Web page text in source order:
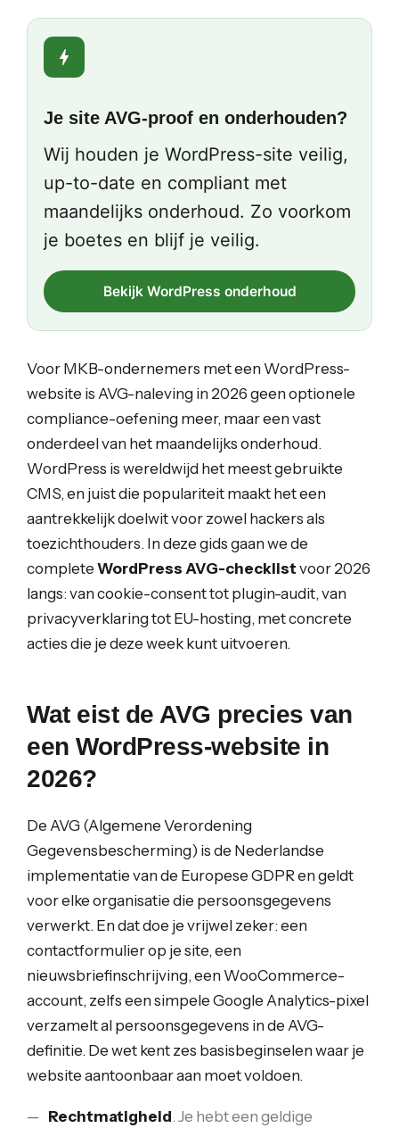
Je site AVG-proof en onderhouden?
Wij houden je WordPress-site veilig,
up-to-date en compliant met
maandelijks onderhoud. Zo voorkom
je boetes en blijf je veilig.
Bekijk WordPress onderhoud
Voor MKB-ondernemers met een WordPress-
website is AVG-naleving in 2026 geen optionele
compliance-oefening meer, maar een vast
onderdeel van het maandelijks onderhoud.
WordPress is wereldwijd het meest gebruikte
CMS, en juist die populariteit maakt het een
aantrekkelijk doelwit voor zowel hackers als
toezichthouders. In deze gids gaan we de
complete WordPress AVG-checklist voor 2026
langs: van cookie-consent tot plugin-audit, van
privacyverklaring tot EU-hosting, met concrete
acties die je deze week kunt uitvoeren.
Wat eist de AVG precies van
een WordPress-website in
2026?
De AVG (Algemene Verordening
Gegevensbescherming) is de Nederlandse
implementatie van de Europese GDPR en geldt
voor elke organisatie die persoonsgegevens
verwerkt. En dat doe je vrijwel zeker: een
contactformulier op je site, een
nieuwsbriefinschrijving, een WooCommerce-
account, zelfs een simpele Google Analytics-pixel
verzamelt al persoonsgegevens in de AVG-
definitie. De wet kent zes basisbeginselen waar je
website aantoonbaar aan moet voldoen.
Rechtmatigheid. Je hebt een geldige